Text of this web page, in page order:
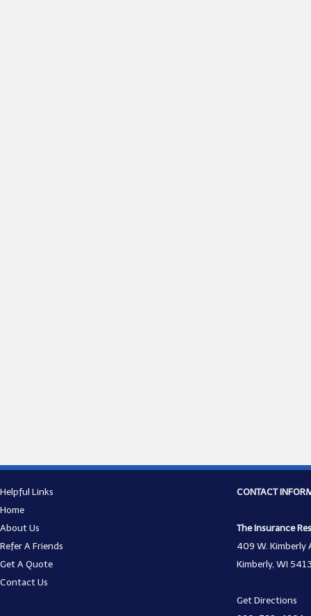
Helpful Links
Home
About Us
Refer A Friends
Get A Quote
Contact Us
CONTACT
The Insurance
409 W. Kimberly
Kimberly, WI
Get Directions